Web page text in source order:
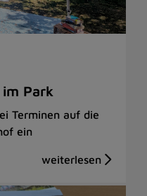
im Park
Terminen auf die
ein